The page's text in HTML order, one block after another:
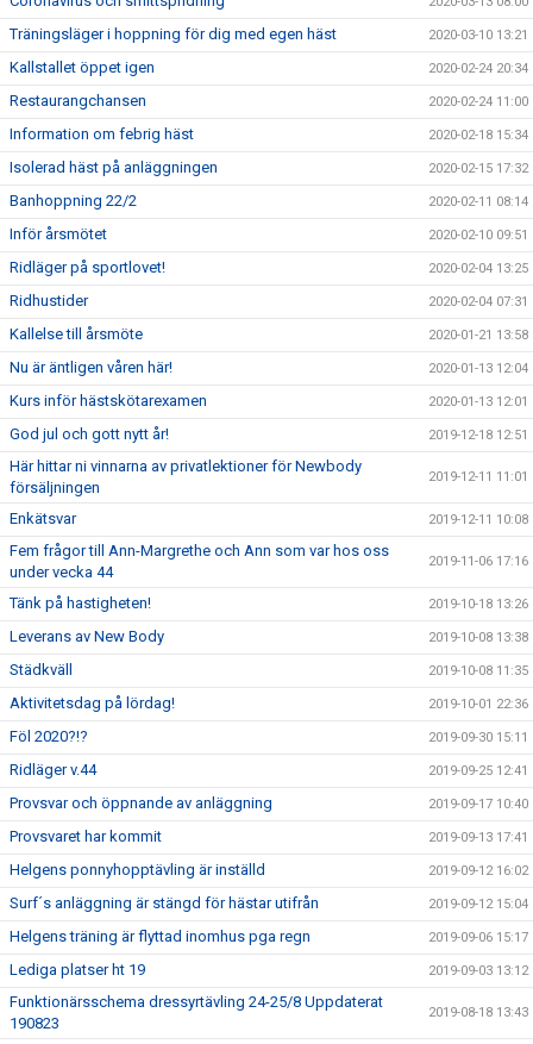
Träningsläger i hoppning för dig med egen häst 2020-03-10 13:21
Kallstallet öppet igen 2020-02-24 20:34
Restaurangchansen 2020-02-24 11:00
Information om febrig häst 2020-02-18 15:34
Isolerad häst på anläggningen 2020-02-15 17:32
Banhoppning 22/2 2020-02-11 08:14
Inför årsmötet 2020-02-10 09:51
Ridläger på sportlovet! 2020-02-04 13:25
Ridhustider 2020-02-04 07:31
Kallelse till årsmöte 2020-01-21 13:58
Nu är äntligen våren här! 2020-01-13 12:04
Kurs inför hästskötarexamen 2020-01-13 12:01
God jul och gott nytt år! 2019-12-18 12:51
Här hittar ni vinnarna av privatlektioner för Newbody
försäljningen
2019-12-11 11:01
Enkätsvar 2019-12-11 10:08
Fem frågor till Ann-Margrethe och Ann som var hos oss
under vecka 44
2019-11-06 17:16
Tänk på hastigheten! 2019-10-18 13:26
Leverans av New Body 2019-10-08 13:38
Städkväll 2019-10-08 11:35
Aktivitetsdag på lördag! 2019-10-01 22:36
Föl 2020?!? 2019-09-30 15:11
Ridläger v.44 2019-09-25 12:41
Provsvar och öppnande av anläggning 2019-09-17 10:40
Provsvaret har kommit 2019-09-13 17:41
Helgens ponnyhopptävling är inställd 2019-09-12 16:02
Surf´s anläggning är stängd för hästar utifrån 2019-09-12 15:04
Helgens träning är flyttad inomhus pga regn 2019-09-06 15:17
Lediga platser ht 19 2019-09-03 13:12
Funktionärsschema dressyrtävling 24-25/8 Uppdaterat
190823
2019-08-18 13:43